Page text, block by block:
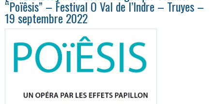
“Poïêsis” – Festival O Val de l’Indre – Truyes –
19 septembre 2022